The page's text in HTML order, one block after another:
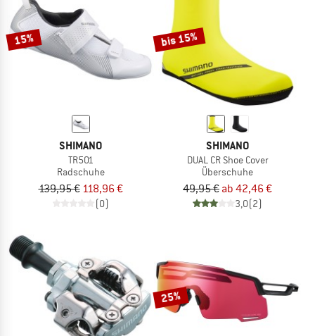
15%
SHIMANO
TR501
Radschuhe
139,95 € 118,96 €
(0)
bis 15%
SHIMANO
DUAL CR Shoe Cover
Überschuhe
49,95 € ab 42,46 €
3,0(2)
25%